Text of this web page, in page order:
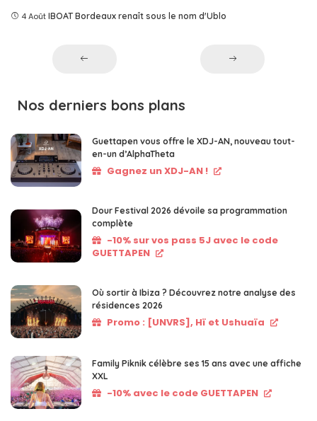
4 Août IBOAT Bordeaux renaît sous le nom d'Ublo
Nos derniers bons plans
Guettapen vous offre le XDJ-AN, nouveau tout-
en-un d’AlphaTheta
Gagnez un XDJ-AN !
Dour Festival 2026 dévoile sa programmation
complète
-10% sur vos pass 5J avec le code
GUETTAPEN
Où sortir à Ibiza ? Découvrez notre analyse des
résidences 2026
Promo : [UNVRS], Hï et Ushuaïa
Family Piknik célèbre ses 15 ans avec une affiche
XXL
-10% avec le code GUETTAPEN